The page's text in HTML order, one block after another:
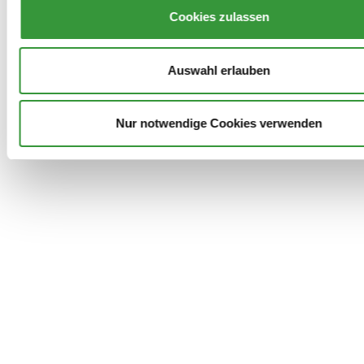
Cookies zulassen
Auswahl erlauben
Nur notwendige Cookies verwenden
Archiv Kontakt Presse
Danke!
Datenschutz
Impressum